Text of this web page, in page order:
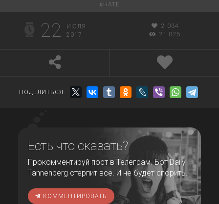
#HATE
22
ИЮЛЯ
2017
2 034
21 825
ПОДЕЛИТЬСЯ:
Есть что сказать?
Прокомментируй пост в Телеграм. Бот Daily
Tannenberg стерпит всё. И не будет спорить.
КОММЕНТИРОВАТЬ